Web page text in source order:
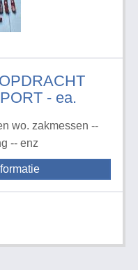
- ea.
wo. zakmessen --
-- enz